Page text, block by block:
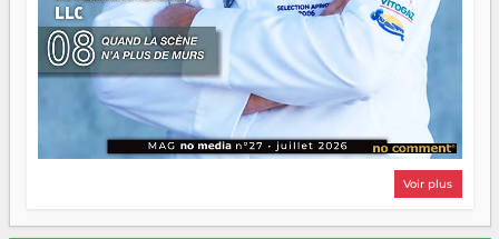
Voir plus